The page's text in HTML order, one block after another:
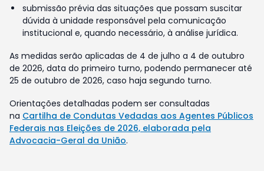
submissão prévia das situações que possam suscitar
dúvida à unidade responsável pela comunicação
institucional e, quando necessário, à análise jurídica.
As medidas serão aplicadas de 4 de julho a 4 de outubro
de 2026, data do primeiro turno, podendo permanecer até
25 de outubro de 2026, caso haja segundo turno.
Orientações detalhadas podem ser consultadas
na Cartilha de Condutas Vedadas aos Agentes Públicos
Federais nas Eleições de 2026, elaborada pela
Advocacia-Geral da União.